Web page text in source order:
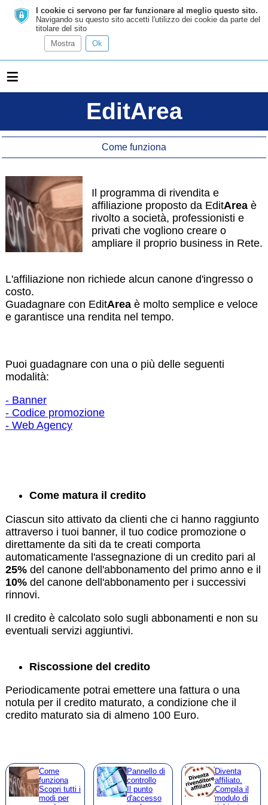
I cookie ci servono per far funzionare al meglio questo sito.
Navigando su questo sito accetti l'utilizzo dei cookie da parte del
titolare del sito
Mostra
Ok
≡
EditArea
Come funziona
Il programma di rivendita e
affiliazione proposto da EditArea è
rivolto a società, professionisti e
privati che vogliono creare o
ampliare il proprio business in Rete.
L'affiliazione non richiede alcun canone d'ingresso o
costo.
Guadagnare con EditArea è molto semplice e veloce
e garantisce una rendita nel tempo.
Puoi guadagnare con una o più delle seguenti
modalità:
- Banner
- Codice promozione
- Web Agency
Come matura il credito
Ciascun sito attivato da clienti che ci hanno raggiunto
attraverso i tuoi banner, il tuo codice promozione o
direttamente da siti da te creati comporta
automaticamente l'assegnazione di un credito pari al
25%del canone dell'abbonamento del primo anno e il
10%del canone dell'abbonamento per i successivi
rinnovi.
Il credito è calcolato solo sugli abbonamenti e non su
eventuali servizi aggiuntivi.
Riscossione del credito
Periodicamente potrai emettere una fattura o una
notula per il credito maturato, a condizione che il
credito maturato sia di almeno 100 Euro.
Come
funziona
Scopri tutti i
modi per
Pannello di
controllo
Il punto
d'accesso
Diventa
affiliato.
Compila il
modulo di